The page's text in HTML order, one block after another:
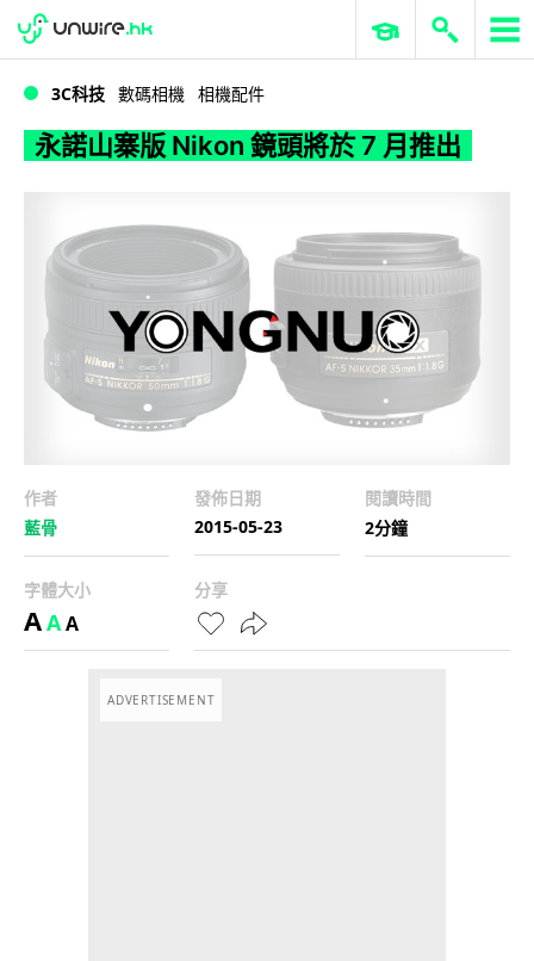
永諾山寨版 Nikon 鏡頭將於 7 月推出
WWDC 2026 ERP 與商業 AI
3C科技 數碼相機 相機配件
永諾山寨版 Nikon 鏡頭將於 7 月推出
作者
藍骨
發佈日期
2015-05-23
閱讀時間
2分鐘
字體大小
AAA
分享
ADVERTISEMENT